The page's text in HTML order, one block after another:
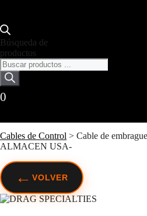
Cables de Control > Cable de
ALMACEN USA-
Búsqueda de
productos
0
← VOLVER